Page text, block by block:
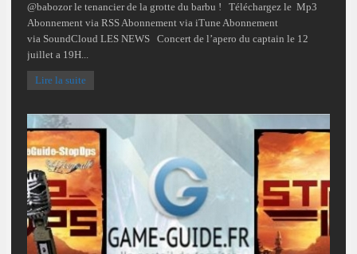
@babozor le tenancier de la grotte du barbu ! Téléchargez le Mp3
Abonnement via RSS Abonnement via iTune Abonnement
via SoundCloud LES NEWS Concert de l’apero du captain le 12
juillet a 19H...
Lire la suite